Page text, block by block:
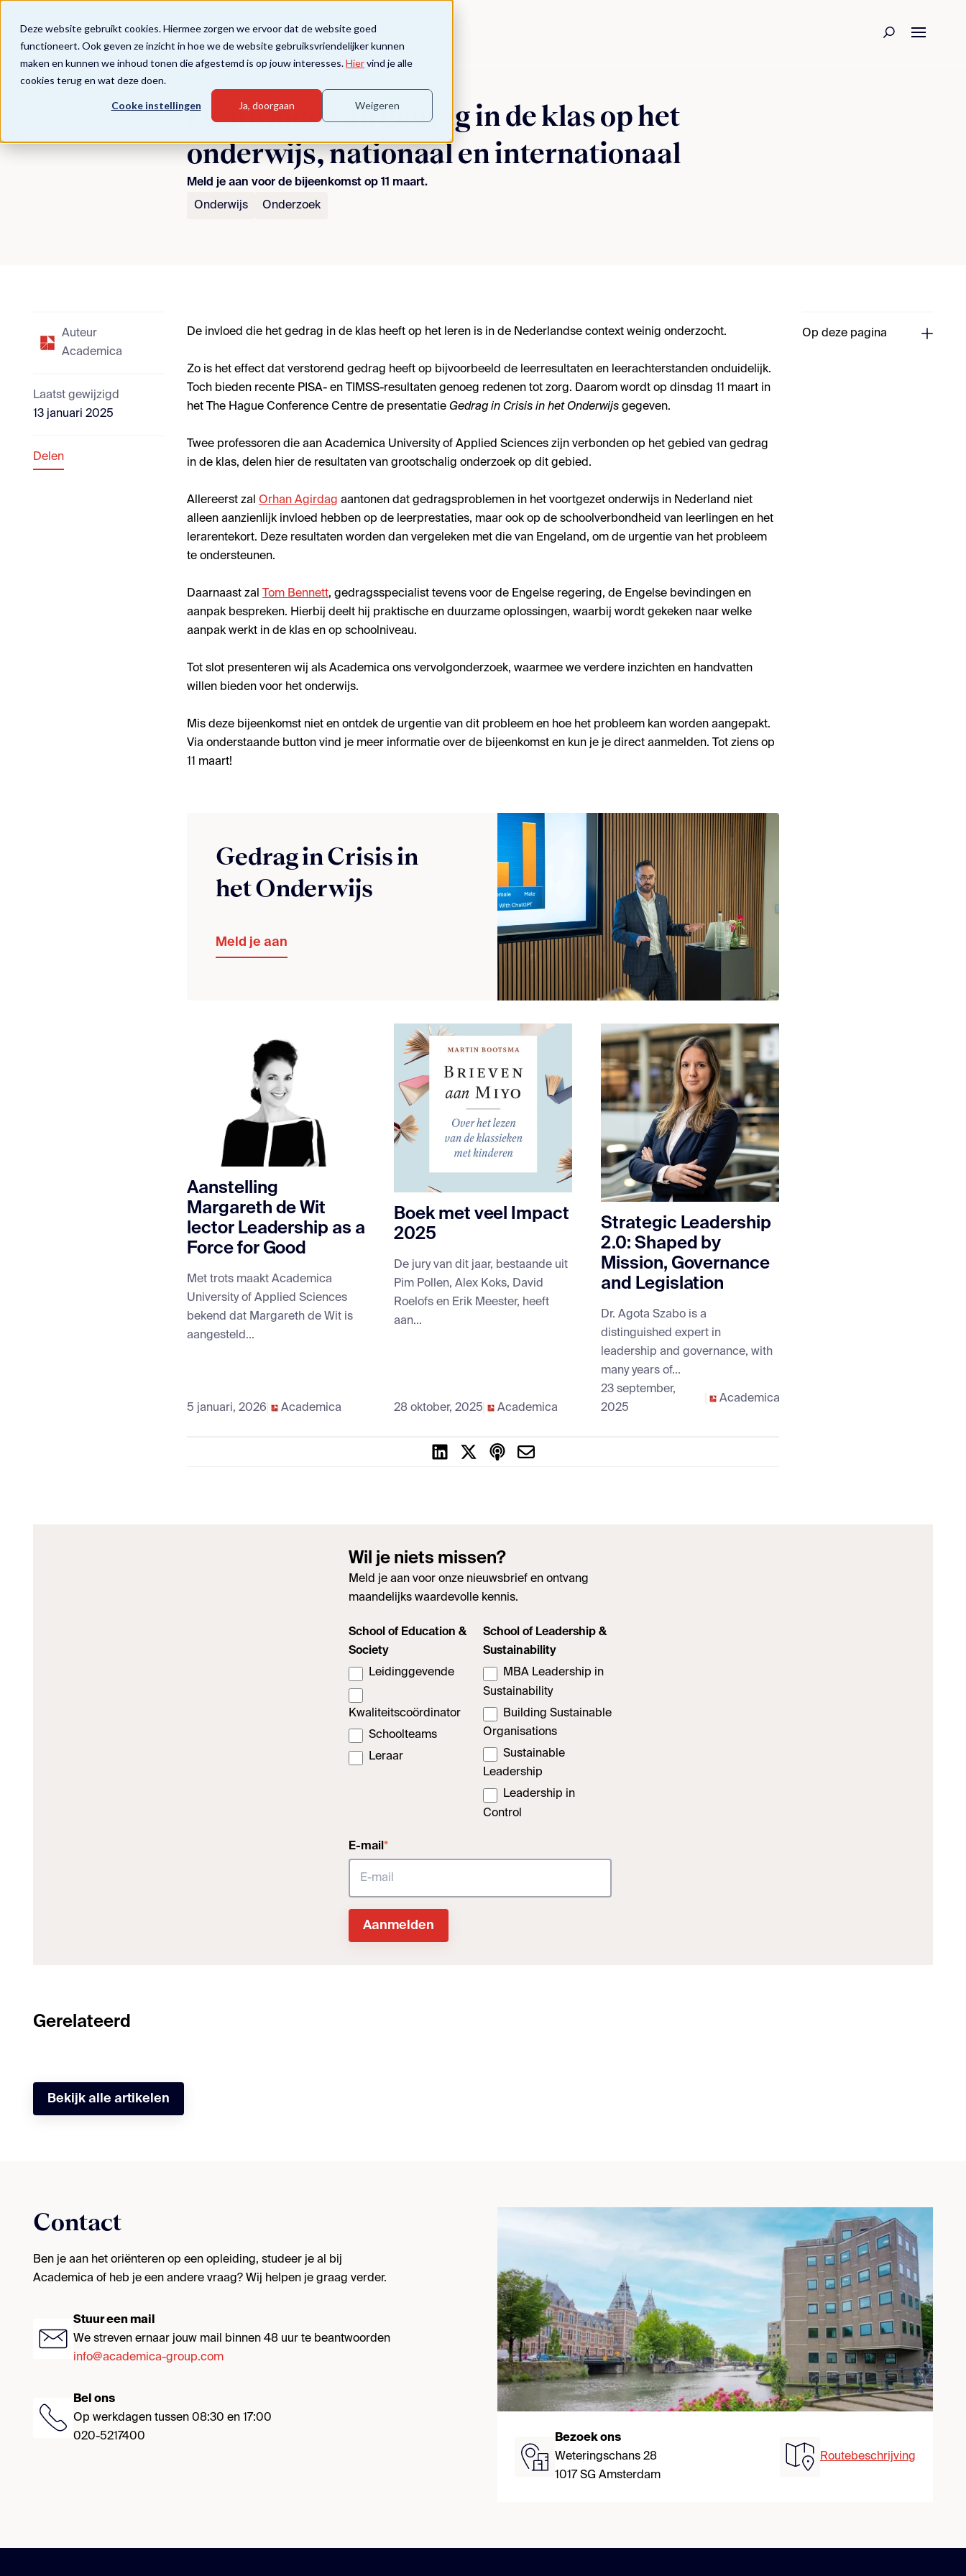
Deze website gebruikt cookies. Hiermee zorgen we ervoor dat de website goed
functioneert. Ook geven ze inzicht in hoe we de website gebruiksvriendelijker kunnen
maken en kunnen we inhoud tonen die afgestemd is op jouw interesses.Hiervind je alle
cookies terug en wat deze doen.
Cooke instellingen Ja, doorgaan Weigeren
Terug naar overzicht
De invloed van gedrag in de klas op het
onderwijs, nationaal en internationaal
Meld je aan voor de bijeenkomst op 11 maart.
Onderwijs
Onderzoek
Auteur
Academica
Laatst gewijzigd
13 januari 2025
Delen
De invloed die het gedrag in de klas heeft op het leren is in de Nederlandse context weinig onderzocht.
Zo is het effect dat verstorend gedrag heeft op bijvoorbeeld de leerresultaten en leerachterstanden onduidelijk.
Toch bieden recente PISA- en TIMSS-resultaten genoeg redenen tot zorg. Daarom wordt op dinsdag 11 maart in
het The Hague Conference Centre de presentatie Gedrag in Crisis in het Onderwijs gegeven.
Twee professoren die aan Academica University of Applied Sciences zijn verbonden op het gebied van gedrag
in de klas, delen hier de resultaten van grootschalig onderzoek op dit gebied.
Allereerst zal Orhan Agirdag aantonen dat gedragsproblemen in het voortgezet onderwijs in Nederland niet
alleen aanzienlijk invloed hebben op de leerprestaties, maar ook op de schoolverbondheid van leerlingen en het
lerarentekort. Deze resultaten worden dan vergeleken met die van Engeland, om de urgentie van het probleem
te ondersteunen.
Daarnaast zal Tom Bennett, gedragsspecialist tevens voor de Engelse regering, de Engelse bevindingen en
aanpak bespreken. Hierbij deelt hij praktische en duurzame oplossingen, waarbij wordt gekeken naar welke
aanpak werkt in de klas en op schoolniveau.
Tot slot presenteren wij als Academica ons vervolgonderzoek, waarmee we verdere inzichten en handvatten
willen bieden voor het onderwijs.
Mis deze bijeenkomst niet en ontdek de urgentie van dit probleem en hoe het probleem kan worden aangepakt.
Via onderstaande button vind je meer informatie over de bijeenkomst en kun je je direct aanmelden. Tot ziens op
11 maart!
Gedrag in Crisis in
het Onderwijs
Meld je aan
Aanstelling
Margareth de Wit
lector Leadership as a
Force for Good
Met trots maakt Academica
University of Applied Sciences
bekend dat Margareth de Wit is
aangesteld...
5 januari, 2026 Academica
Boek met veel Impact
2025
De jury van dit jaar, bestaande uit
Pim Pollen, Alex Koks, David
Roelofs en Erik Meester, heeft
aan...
28 oktober, 2025 Academica
Strategic Leadership
2.0: Shaped by
Mission, Governance
and Legislation
Dr. Agota Szabo is a
distinguished expert in
leadership and governance, with
many years of...
23 september,
2025
Academica
Op deze pagina
Wil je niets missen?
Meld je aan voor onze nieuwsbrief en ontvang
maandelijks waardevolle kennis.
School of Education &
Society
Leidinggevende
Kwaliteitscoördinator
Schoolteams
Leraar
School of Leadership &
Sustainability
MBA Leadership in
Sustainability
Building Sustainable
Organisations
Sustainable
Leadership
Leadership in
Control
E-mail *
Gerelateerd
Bekijk alle artikelen
Contact
Ben je aan het oriënteren op een opleiding, studeer je al bij
Academica of heb je een andere vraag? Wij helpen je graag verder.
Stuur een mail
We streven ernaar jouw mail binnen 48 uur te beantwoorden
info@academica-group.com
Bel ons
Op werkdagen tussen 08:30 en 17:00
020-5217400
Bezoek ons
Weteringschans 28
1017 SG Amsterdam
Routebeschrijving